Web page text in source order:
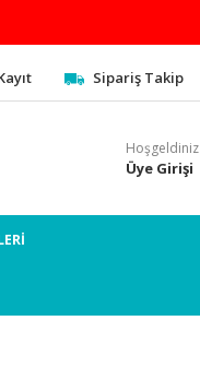
Sipariş Takip
Hoşgeldiniz
Üye Girişi